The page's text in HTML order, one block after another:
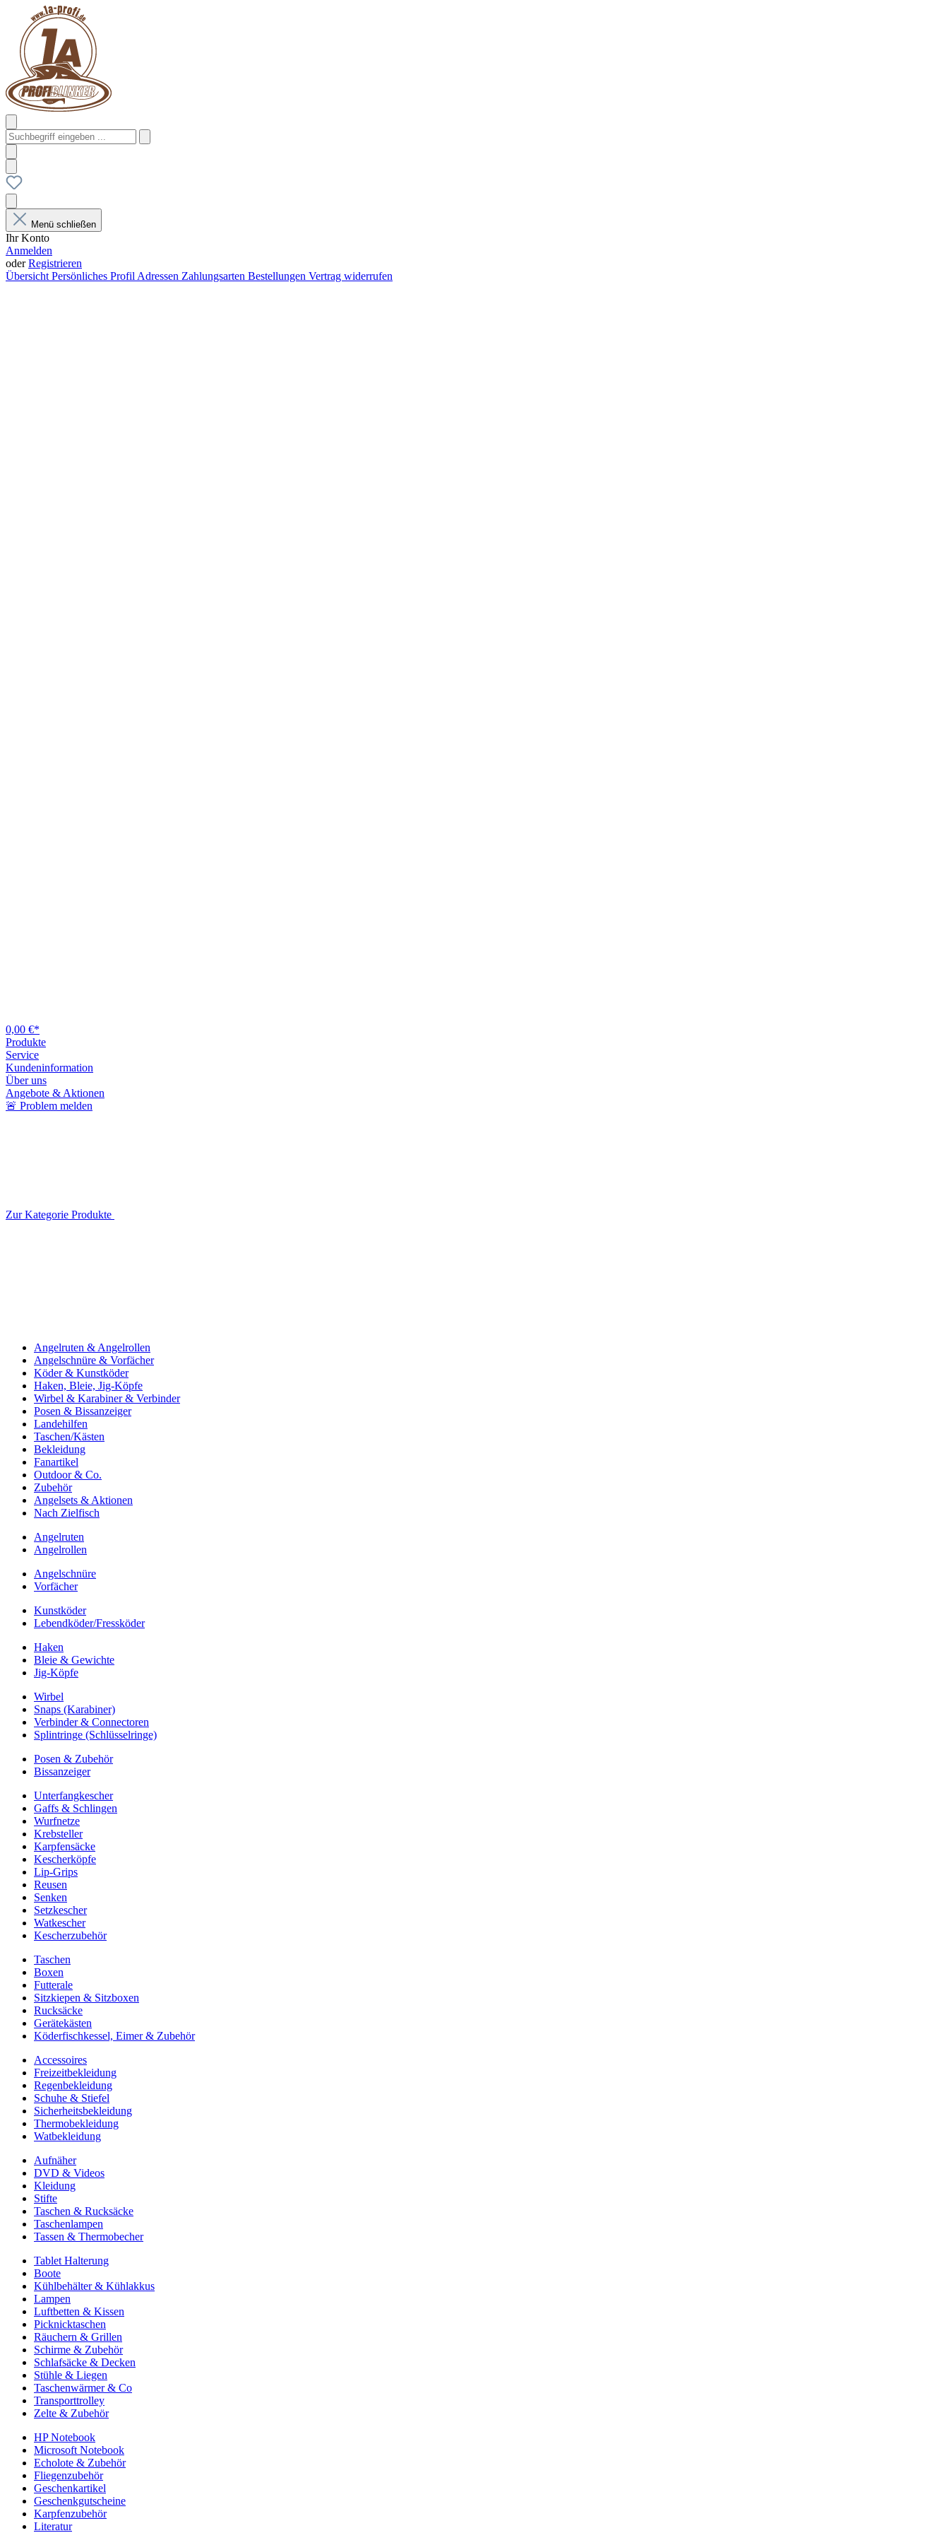
Menü schließen
Ihr Konto
Anmelden
oderRegistrieren
Übersicht Persönliches Profil Adressen Zahlungsarten Bestellungen Vertrag widerrufen
0,00 €*
Produkte
Service
Kundeninformation
Über uns
Angebote & Aktionen
🚨 Problem melden
Zur Kategorie Produkte
Angelruten & Angelrollen
Angelschnüre & Vorfächer
Köder & Kunstköder
Haken, Bleie, Jig-Köpfe
Wirbel & Karabiner & Verbinder
Posen & Bissanzeiger
Landehilfen
Taschen/Kästen
Bekleidung
Fanartikel
Outdoor & Co.
Zubehör
Angelsets & Aktionen
Nach Zielfisch
Angelruten
Angelrollen
Angelschnüre
Vorfächer
Kunstköder
Lebendköder/Fressköder
Haken
Bleie & Gewichte
Jig-Köpfe
Wirbel
Snaps (Karabiner)
Verbinder & Connectoren
Splintringe (Schlüsselringe)
Posen & Zubehör
Bissanzeiger
Unterfangkescher
Gaffs & Schlingen
Wurfnetze
Krebsteller
Karpfensäcke
Kescherköpfe
Lip-Grips
Reusen
Senken
Setzkescher
Watkescher
Kescherzubehör
Taschen
Boxen
Futterale
Sitzkiepen & Sitzboxen
Rucksäcke
Gerätekästen
Köderfischkessel, Eimer & Zubehör
Accessoires
Freizeitbekleidung
Regenbekleidung
Schuhe & Stiefel
Sicherheitsbekleidung
Thermobekleidung
Watbekleidung
Aufnäher
DVD & Videos
Kleidung
Stifte
Taschen & Rucksäcke
Taschenlampen
Tassen & Thermobecher
Tablet Halterung
Boote
Kühlbehälter & Kühlakkus
Lampen
Luftbetten & Kissen
Picknicktaschen
Räuchern & Grillen
Schirme & Zubehör
Schlafsäcke & Decken
Stühle & Liegen
Taschenwärmer & Co
Transporttrolley
Zelte & Zubehör
HP Notebook
Microsoft Notebook
Echolote & Zubehör
Fliegenzubehör
Geschenkartikel
Geschenkgutscheine
Karpfenzubehör
Literatur